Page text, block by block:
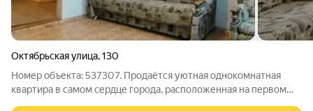
Октябрьская улица,130
Номер объекта: 537307. Продаётся уютная однокомнатная
квартира в самом сердце города, расположенная на первом